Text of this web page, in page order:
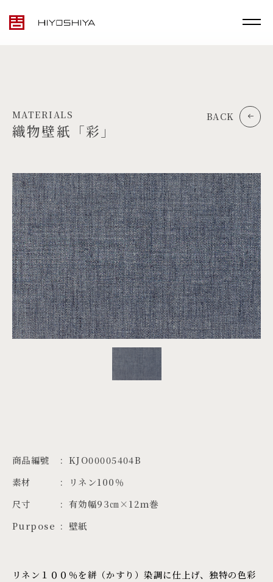
TOP
MATERIALS
PRODUCTS
ARTWORK
PROJECTS
ZH
MATERIALS
織物壁紙「彩」
BACK
商品編號
KJO00005404B
素材
リネン100％
尺寸
有効幅93㎝×12ｍ巻
Purpose
壁紙
リネン１００％を絣（かすり）染調に仕上げ、独特の色彩